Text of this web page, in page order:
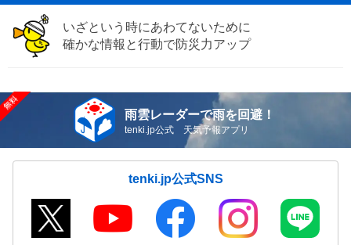
いざという時にあわてないために
確かな情報と行動で防災力アップ
雨雲レーダーで雨を回避！
tenki.jp公式 天気予報アプリ
tenki.jp公式SNS